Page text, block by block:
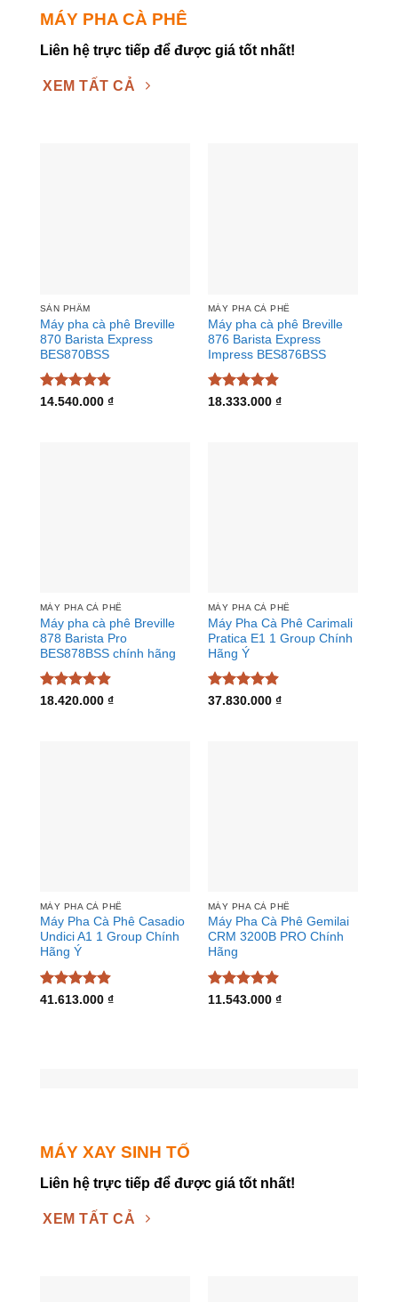
MÁY PHA CÀ PHÊ
Liên hệ trực tiếp để được giá tốt nhất!
XEM TẤT CẢ
SẢN PHẨM
Máy pha cà phê Breville
870 Barista Express
BES870BSS
Được xếp
14.540.000 ₫
MÁY PHA CÀ PHÊ
Máy pha cà phê Breville
876 Barista Express
Impress BES876BSS
Được xếp
18.333.000 ₫
MÁY PHA CÀ PHÊ
Máy pha cà phê Breville
878 Barista Pro
BES878BSS chính hãng
Được xếp
18.420.000 ₫
MÁY PHA CÀ PHÊ
Máy Pha Cà Phê Carimali
Pratica E1 1 Group Chính
Hãng Ý
Được xếp
37.830.000 ₫
MÁY PHA CÀ PHÊ
Máy Pha Cà Phê Casadio
Undici A1 1 Group Chính
Hãng Ý
Được xếp
41.613.000 ₫
MÁY PHA CÀ PHÊ
Máy Pha Cà Phê Gemilai
CRM 3200B PRO Chính
Hãng
Được xếp
11.543.000 ₫
MÁY XAY SINH TỐ
Liên hệ trực tiếp để được giá tốt nhất!
XEM TẤT CẢ